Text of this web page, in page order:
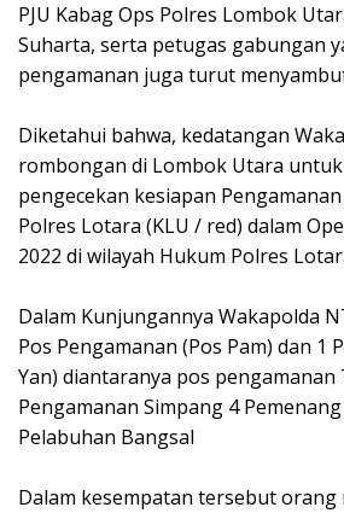
PJU Kabag Ops Polres Lombok
Suharta, serta petugas gabungan
pengamanan juga turut
Diketahui bahwa, kedatangan
rombongan di Lombok Utara
pengecekan kesiapan
Polres Lotara (KLU / red) dalam
2022 di wilayah Hukum Polres
Dalam Kunjungannya Wakapolda
Pos Pengamanan (Pos Pam) dan 1
Yan) diantaranya pos pengamanan
Pengamanan Simpang 4
Pelabuhan Bangsal
Dalam kesempatan tersebut orang